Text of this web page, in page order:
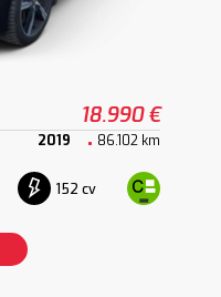
18.990 €
2019 86.102 km
152 cv